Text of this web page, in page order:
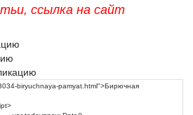
ссылка на сайт